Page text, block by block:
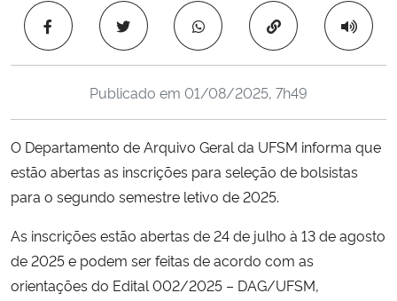
Ministério da Educação
Ministério da Cidadania
Ministério da Ciência, Tecnologia, Inovações e Comunicações
Ministério do Meio Ambiente
Copiar para área
Publicado em 01/08/2025, 7h49
O Departamento de Arquivo Geral da UFSM informa que
estão abertas as inscrições para seleção de bolsistas
para o segundo semestre letivo de 2025.
As inscrições estão abertas de 24 de julho à 13 de agosto
de 2025 e podem ser feitas de acordo com as
orientações do Edital 002/2025 – DAG/UFSM,